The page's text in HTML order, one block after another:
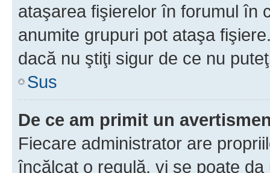
ataşarea fişierelor în forumul în
anumite grupuri pot ataşa
dacă nu ştiţi sigur de ce nu
Sus
De ce am primit un
Fiecare administrator are
încălcat o regulă, vi se poate